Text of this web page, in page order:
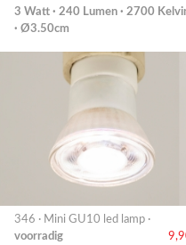
3 Watt · 240 Lumen · 2700
· Ø3.50cm
346 · Mini GU10 led lamp ·
voorradig